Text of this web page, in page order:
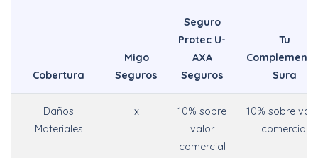
Cobertura
Migo
Seguros
Seguro
Protec U-
AXA
Seguros
Tu
Sura
Daños
Materiales
x
10% sobre
valor
comercial
10% sobre
comercial